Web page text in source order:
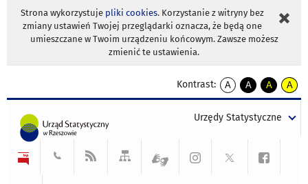
Strona wykorzystuje pliki cookies. Korzystanie z witryny bez
zmiany ustawień Twojej przeglądarki oznacza, że będą one
umieszczane w Twoim urządzeniu końcowym. Zawsze możesz
zmienić te ustawienia.
Kontrast:
A
kontrast
A
kontrast
tekst
czarnym
A
kontrast
tekst
czarnym
A
tekst
żółtym
Urzędy Statystyczne